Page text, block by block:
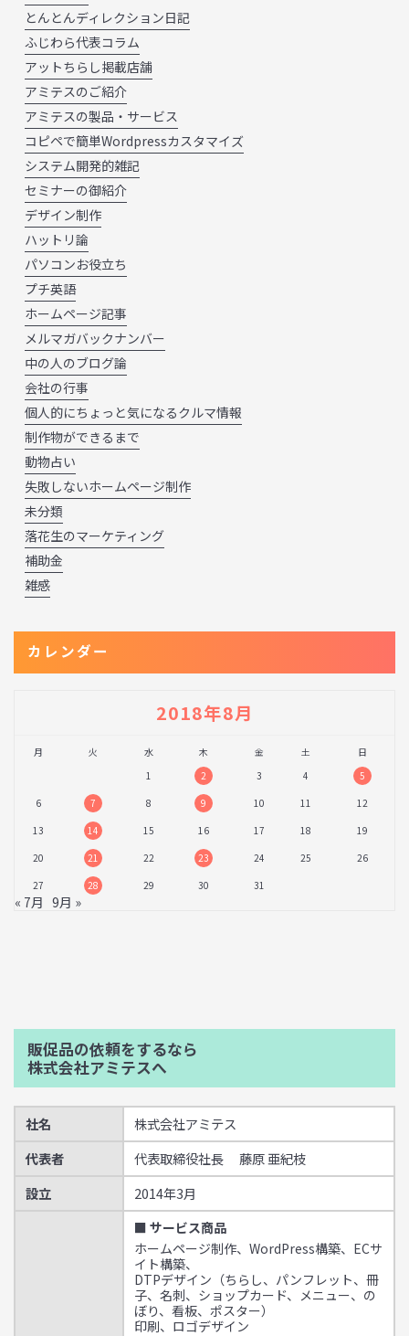
とんとんディレクション日記
ふじわら代表コラム
アットちらし掲載店舗
アミテスのご紹介
アミテスの製品・サービス
コピペで簡単Wordpressカスタマイズ
システム開発的雑記
セミナーの御紹介
デザイン制作
ハットリ論
パソコンお役立ち
プチ英語
ホームページ記事
メルマガバックナンバー
中の人のブログ論
会社の行事
個人的にちょっと気になるクルマ情報
制作物ができるまで
動物占い
失敗しないホームページ制作
未分類
落花生のマーケティング
補助金
雑感
カレンダー
2018年8月
月 火 水 木 金 土
日
1
2 3 4
5
6
7 8 9 10 11
12
13
14 15 16 17 18
19
20
21 22 23 24 25
26
27
28 29 30 31
« 7月 9月 »
販促品の依頼をするなら
株式会社アミテスへ
社名
株式会社アミテス
代表者
代表取締役社長 藤原 亜紀枝
設立
2014年3月
■ サービス商品
ホームページ制作、WordPress構築、ECサ
イト構築、
DTPデザイン（ちらし、パンフレット、冊
子、名刺、ショップカード、メニュー、の
ぼり、看板、ポスター）
印刷、ロゴデザイン